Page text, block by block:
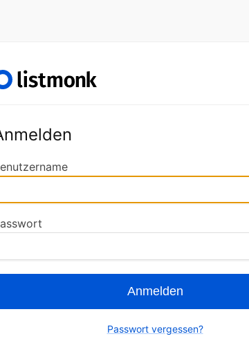
Anmelden
Passwort vergessen?